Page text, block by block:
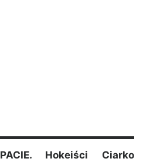
Hokeiści Ciarko